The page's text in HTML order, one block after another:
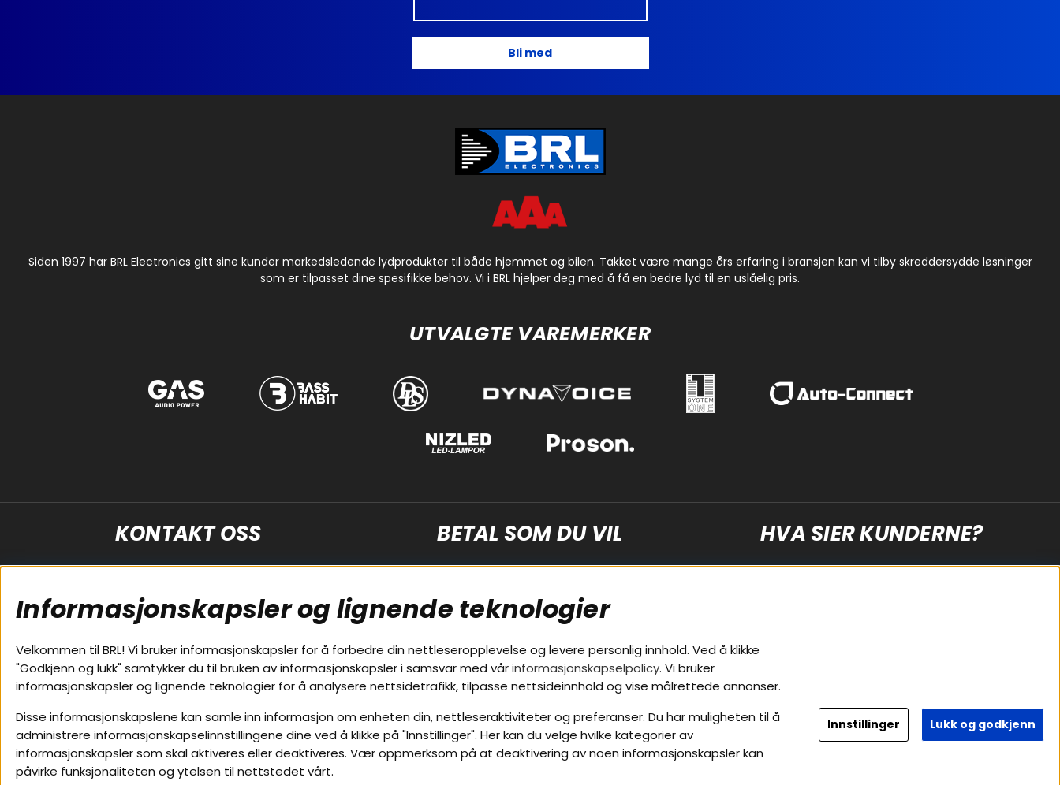
Bli med
Siden 1997 har BRL Electronics gitt sine kunder markedsledende lydprodukter til både hjemmet og bilen. Takket være mange års erfaring i bransjen kan vi tilby skreddersydde løsninger
som er tilpasset dine spesifikke behov. Vi i BRL hjelper deg med å få en bedre lyd til en uslåelig pris.
UTVALGTE VAREMERKER
KONTAKT OSS
+4619-206750
support@brlelectronics.no
BETAL SOM DU VIL HVA SIER KUNDERNE?
Populære sider
Koblingsguide for subwoofers
Tilkobling av bilforsterker
Koblingsguide for midbasser
Butikker
Kundservice
Cookies
Kjøpsvilkår
Personvernpolicy
Service / Garanti / Retur
Områder
Billyd
Lyd til hjemmet
Pakkeløsninger
Instagram
Facebook
Informasjonskapsler og lignende teknologier
Velkommen til BRL! Vi bruker informasjonskapsler for å forbedre din nettleseropplevelse og levere personlig innhold. Ved å klikke
"Godkjenn og lukk" samtykker du til bruken av informasjonskapsler i samsvar med vårinformasjonskapselpolicy. Vi bruker
informasjonskapsler og lignende teknologier for å analysere nettsidetrafikk, tilpasse nettsideinnhold og vise målrettede annonser.
Disse informasjonskapslene kan samle inn informasjon om enheten din, nettleseraktiviteter og preferanser. Du har muligheten til å
administrere informasjonskapselinnstillingene dine ved å klikke på "Innstillinger". Her kan du velge hvilke kategorier av
informasjonskapsler som skal aktiveres eller deaktiveres. Vær oppmerksom på at deaktivering av noen informasjonskapsler kan
påvirke funksjonaliteten og ytelsen til nettstedet vårt.
Innstillinger Lukk og godkjenn